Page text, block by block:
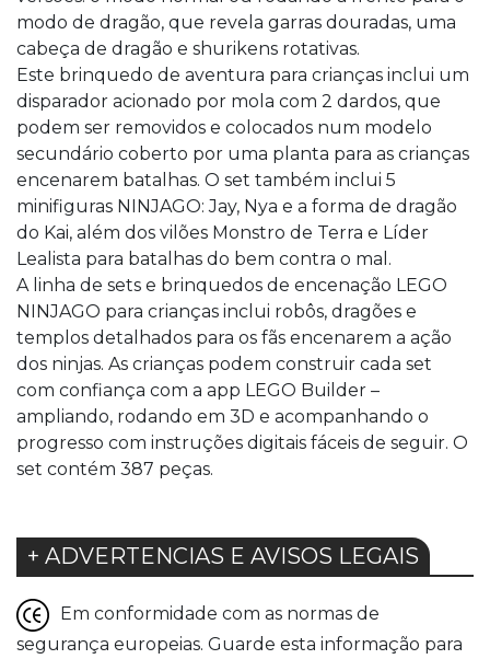
modo de dragão, que revela garras douradas, uma
cabeça de dragão e shurikens rotativas.
Este brinquedo de aventura para crianças inclui um
disparador acionado por mola com 2 dardos, que
podem ser removidos e colocados num modelo
secundário coberto por uma planta para as crianças
encenarem batalhas. O set também inclui 5
minifiguras NINJAGO: Jay, Nya e a forma de dragão
do Kai, além dos vilões Monstro de Terra e Líder
Lealista para batalhas do bem contra o mal.
A linha de sets e brinquedos de encenação LEGO
NINJAGO para crianças inclui robôs, dragões e
templos detalhados para os fãs encenarem a ação
dos ninjas. As crianças podem construir cada set
com confiança com a app LEGO Builder –
ampliando, rodando em 3D e acompanhando o
progresso com instruções digitais fáceis de seguir. O
set contém 387 peças.
+ ADVERTENCIAS E AVISOS LEGAIS
Em conformidade com as normas de
segurança europeias. Guarde esta informação para